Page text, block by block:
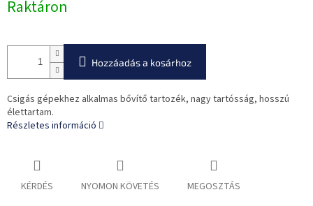
Raktáron
Hozzáadás a kosárhoz
Csigás gépekhez alkalmas bővítő tartozék, nagy tartósság, hosszú
élettartam.
Részletes információ
KÉRDÉS NYOMON KÖVETÉS MEGOSZTÁS